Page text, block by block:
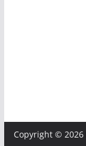
Copyright © 2026